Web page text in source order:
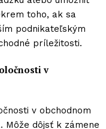
toho, ak sa
podnikateľským
príležitosti.
v
v obchodnom
Môže dôjsť k zámene